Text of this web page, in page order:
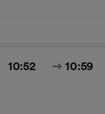
10:52 10:59